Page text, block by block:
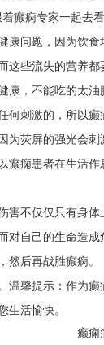
癫痫专家一起去
康问题，因为饮
这些流失的营养
，不能吃的太油
何刺激的，所以
为荧屏的强光会
癫痫患者在生活
害不仅仅只有身
对自己的生命造
然后再战胜癫痫。
温馨提示：作为
生活愉快。
癫痫